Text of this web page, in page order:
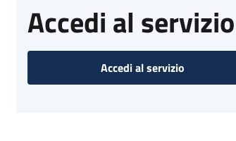
Accedi al servizio
Accedi al servizio